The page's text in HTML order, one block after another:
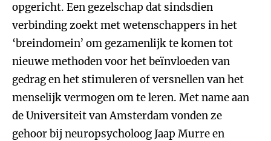
opgericht. Een gezelschap dat sindsdien
verbinding zoekt met wetenschappers in het
‘breindomein’ om gezamenlijk te komen tot
nieuwe methoden voor het beïnvloeden van
gedrag en het stimuleren of versnellen van het
menselijk vermogen om te leren. Met name aan
de Universiteit van Amsterdam vonden ze
gehoor bij neuropsycholoog Jaap Murre en